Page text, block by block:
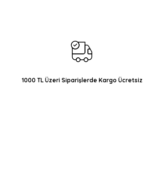
Ürün fiyatı diğer sitelerden daha pahalı.
Bu ürüne benzer farklı alternatifler olmalı.
1000 TL Üzeri Siparişlerde Kargo Ücretsiz